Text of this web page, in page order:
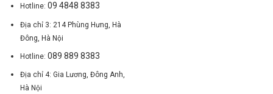
Hotline: 09 4848 8383
Địa chỉ 3: 214 Phùng Hưng, Hà
Đông, Hà Nội
Hotline: 089 889 8383
Địa chỉ 4: Gia Lương, Đông Anh,
Hà Nội